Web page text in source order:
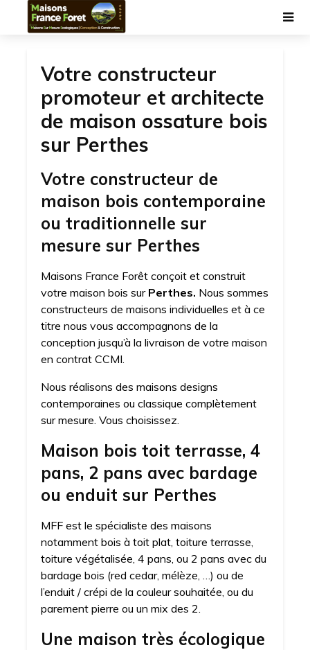
Votre constructeur
promoteur et architecte
de maison ossature bois
sur Perthes
Votre constructeur de
maison bois contemporaine
ou traditionnelle sur
mesure sur Perthes
Maisons France Forêt conçoit et construit
votre maison bois sur Perthes. Nous sommes
constructeurs de maisons individuelles et à ce
titre nous vous accompagnons de la
conception jusqu’à la livraison de votre maison
en contrat CCMI.
Nous réalisons des maisons designs
contemporaines ou classique complètement
sur mesure. Vous choisissez.
Maison bois toit terrasse, 4
pans, 2 pans avec bardage
ou enduit sur Perthes
MFF est le spécialiste des maisons
notamment bois à toit plat, toiture terrasse,
toiture végétalisée, 4 pans, ou 2 pans avec du
bardage bois (red cedar, mélèze, …) ou de
l’enduit / crépi de la couleur souhaitée, ou du
parement pierre ou un mix des 2.
Une maison très écologique